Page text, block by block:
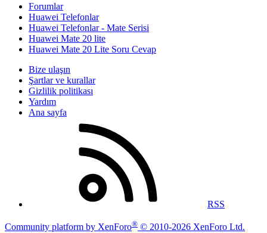
Forumlar
Huawei Telefonlar
Huawei Telefonlar - Mate Serisi
Huawei Mate 20 lite
Huawei Mate 20 Lite Soru Cevap
Bize ulaşın
Şartlar ve kurallar
Gizlilik politikası
Yardım
Ana sayfa
RSS
Community platform by XenForo® © 2010-2026 XenForo Ltd.